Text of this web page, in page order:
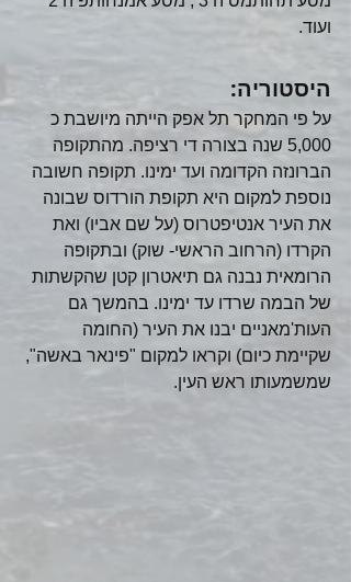
ועוד.
היסטוריה:
על פי המחקר תל אפק הייתה מיושבת כ
5,000 שנה בצורה די רציפה. מהתקופה
הברונזה הקדומה ועד ימינו. תקופה חשובה
נוספת למקום היא תקופת הורדוס שבונה
את העיר אנטיפטרוס (על שם אביו) ואת
הקרדו (הרחוב הראשי- שוק) ובתקופה
הרומאית נבנה גם תיאטרון קטן שהקשתות
של הבמה שרדו עד ימינו. בהמשך גם
העות'מאניים יבנו את העיר (החומה
שקיימת כיום) וקראו למקום "פינאר באשה",
שמשמעותו ראש העין.